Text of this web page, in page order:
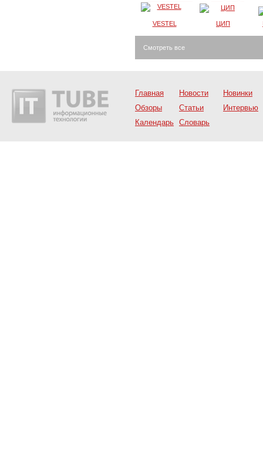
VESTEL ЦИП
Смотреть все
Главная Новости
Новинки
Обзоры
Статьи
Интервью
Календарь Словарь